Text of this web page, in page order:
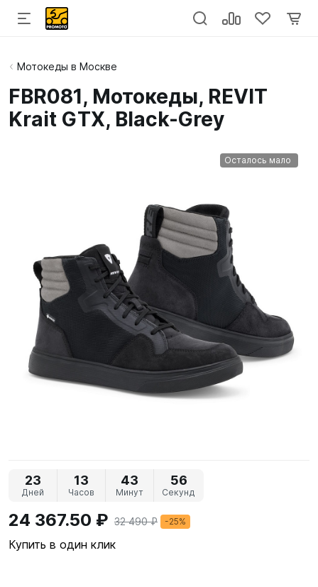
Мотокеды в Москве
FBR081, Мотокеды, REVIT
Krait GTX, Black-Grey
Осталось мало
23
Дней
13
Часов
43
Минут
55
Секунд
24 367.50 ₽ 32 490 ₽ -25%
Купить в один клик